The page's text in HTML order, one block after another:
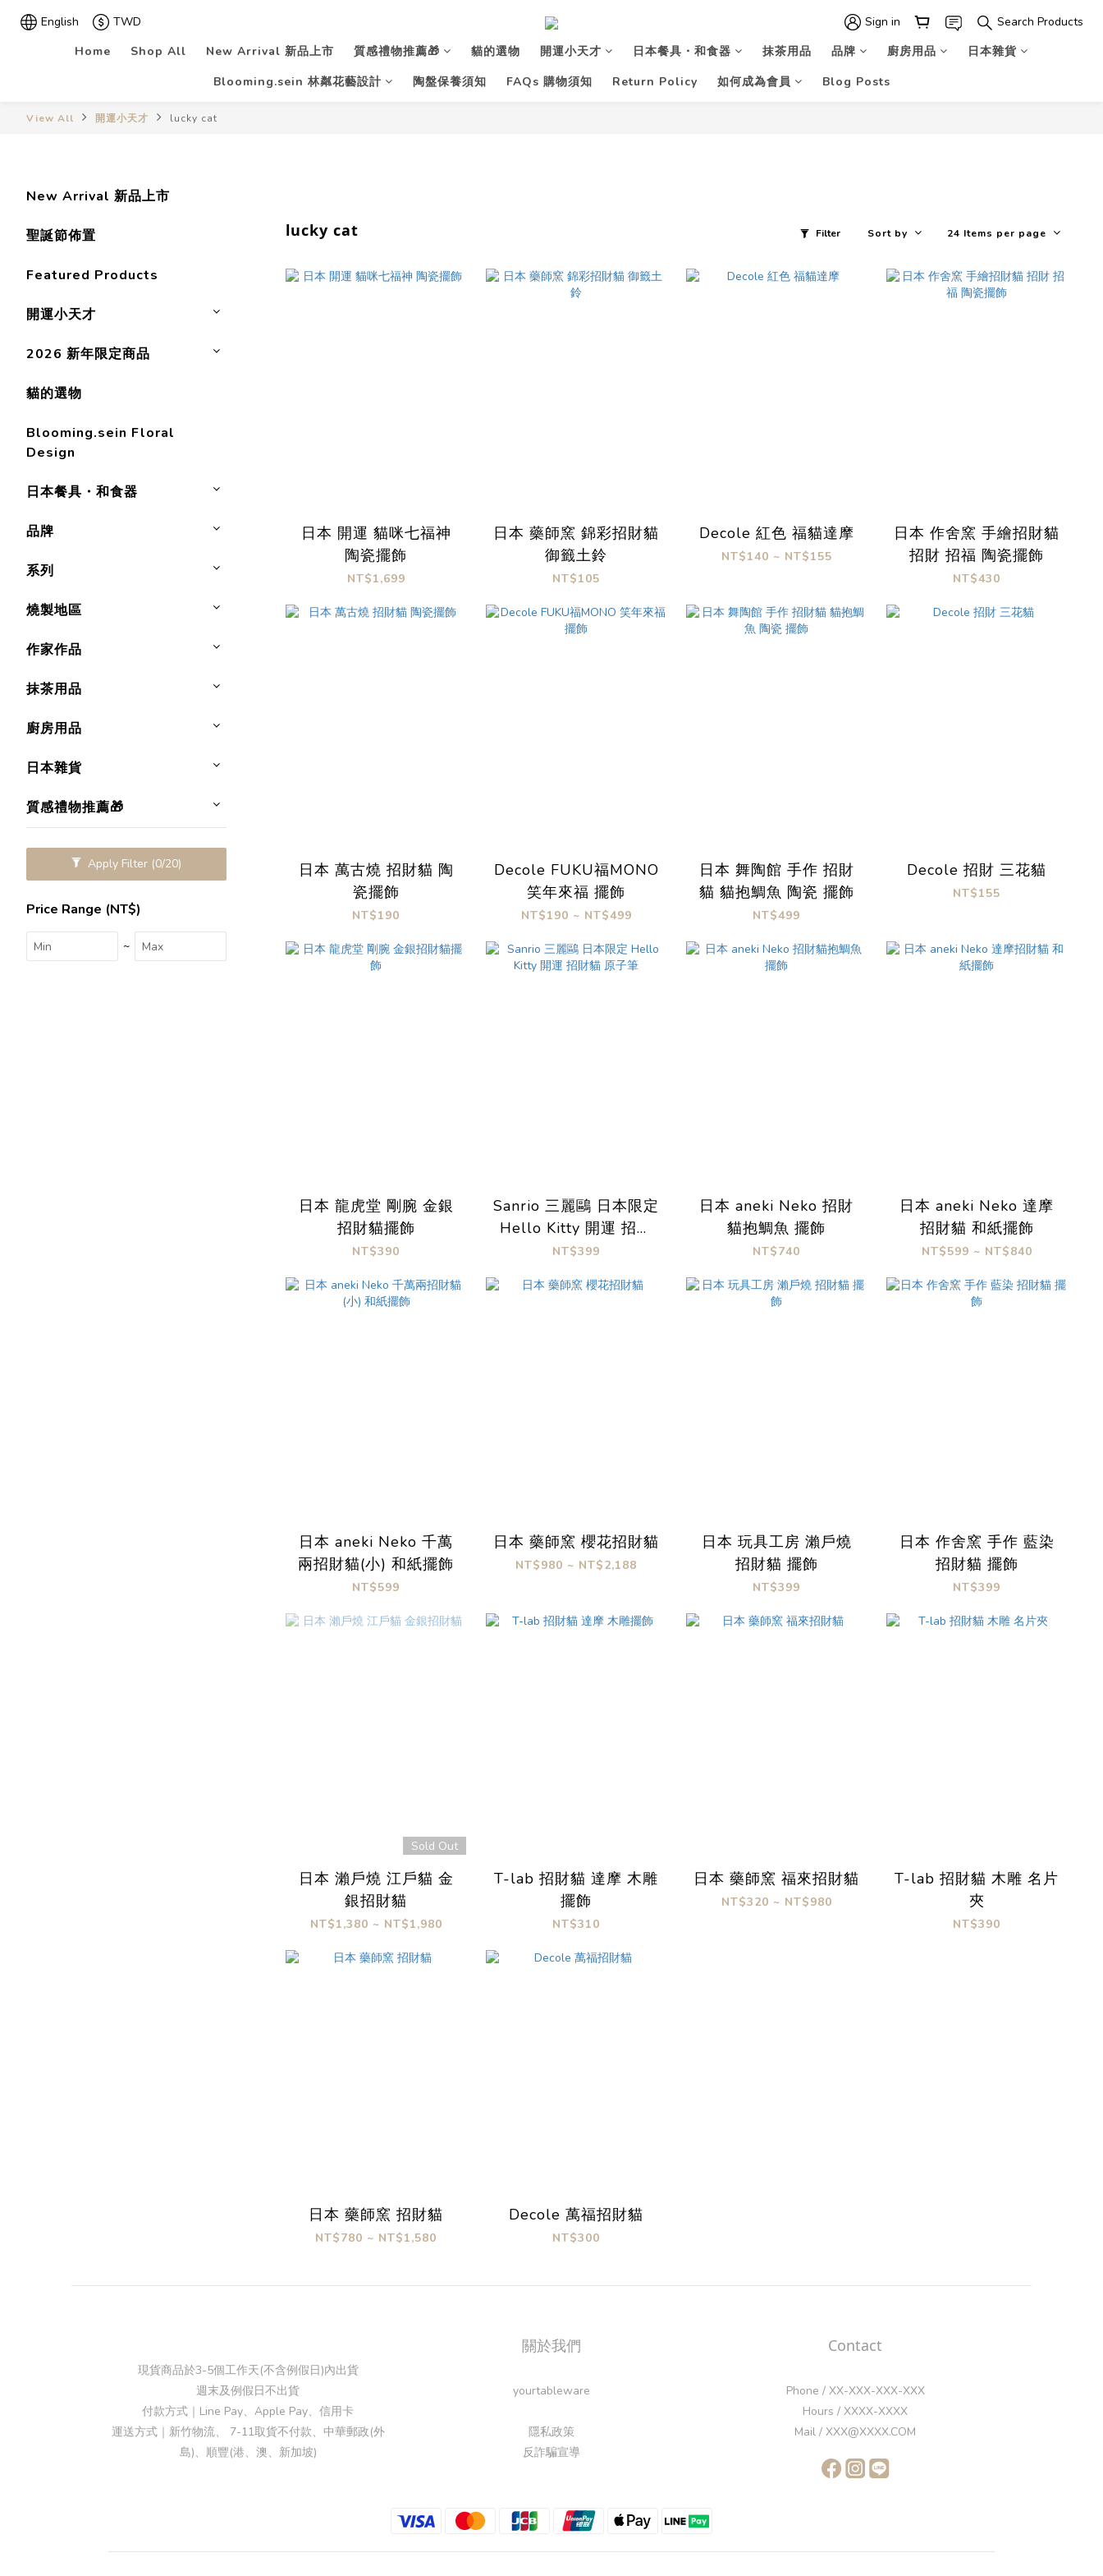
English TWD Sign in
Search Products
Home
Shop All New Arrival 新品上市 質感禮物推薦🎁 貓的選物 開運小天才 日本餐具・和食器 抹茶用品 品牌 廚房用品
日本雜貨
Blooming.sein 林粼花藝設計
陶盤保養須知 FAQs 購物須知 Return Policy 如何成為會員 Blog Posts
View All 開運小天才 lucky cat
New Arrival 新品上市
聖誕節佈置
Featured Products
開運小天才
2026 新年限定商品
貓的選物
Blooming.sein Floral
Design
日本餐具・和食器
品牌
系列
燒製地區
作家作品
抹茶用品
廚房用品
日本雜貨
質感禮物推薦🎁
Apply Filter (0/20)
Price Range (NT$)
~
lucky cat Filter Sort by 24 Items per page
日本 開運 貓咪七福神
陶瓷擺飾
NT$1,699
日本 藥師窯 錦彩招財貓
御籤土鈴
NT$105
Decole 紅色 福貓達摩
NT$140 ~ NT$155
日本 作舍窯 手繪招財貓
招財 招福 陶瓷擺飾
NT$430
日本 萬古燒 招財貓 陶
瓷擺飾
NT$190
Decole FUKU福MONO
笑年來福 擺飾
NT$190 ~ NT$499
日本 舞陶館 手作 招財
貓 貓抱鯛魚 陶瓷 擺飾
NT$499
Decole 招財 三花貓
NT$155
日本 龍虎堂 剛腕 金銀
招財貓擺飾
NT$390
Sanrio 三麗鷗 日本限定
Hello Kitty 開運 招財
貓 原子筆
NT$399
日本 aneki Neko 招財
貓抱鯛魚 擺飾
NT$740
日本 aneki Neko 達摩
招財貓 和紙擺飾
NT$599 ~ NT$840
日本 aneki Neko 千萬
兩招財貓(小) 和紙擺飾
NT$599
日本 藥師窯 櫻花招財貓
NT$980 ~ NT$2,188
日本 玩具工房 瀨戶燒
招財貓 擺飾
NT$399
日本 作舍窯 手作 藍染
招財貓 擺飾
NT$399
Sold Out
日本 瀨戶燒 江戶貓 金
銀招財貓
NT$1,380 ~ NT$1,980
T-lab 招財貓 達摩 木雕
擺飾
NT$310
日本 藥師窯 福來招財貓
NT$320 ~ NT$980
T-lab 招財貓 木雕 名片
夾
NT$390
日本 藥師窯 招財貓
NT$780 ~ NT$1,580
Decole 萬福招財貓
NT$300
現貨商品於3-5個工作天(不含例假日)內出貨
週末及例假日不出貨
付款方式｜Line Pay、Apple Pay、信用卡
運送方式｜新竹物流、 7-11取貨不付款、中華郵政(外
島)、順豐(港、澳、新加坡)
關於我們
yourtableware
隱私政策
反詐騙宣導
Contact
Phone / XX-XXX-XXX-XXX
Hours / XXXX-XXXX
Mail / XXX@XXXX.COM